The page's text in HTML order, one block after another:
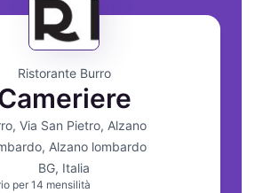
Ristorante Burro
Via San Pietro, Alzano
Alzano lombardo
BG, Italia
per 14 mensilità